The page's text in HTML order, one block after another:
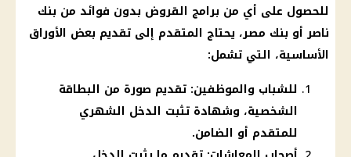
للحصول على أي من برامج القروض بدون فوائد من بنك
ناصر أو بنك مصر، يحتاج المتقدم إلى تقديم بعض الأوراق
الأساسية، التي تشمل:
للشباب والموظفين: تقديم صورة من البطاقة
الشخصية، وشهادة تثبت الدخل الشهري
للمتقدم أو الضامن.